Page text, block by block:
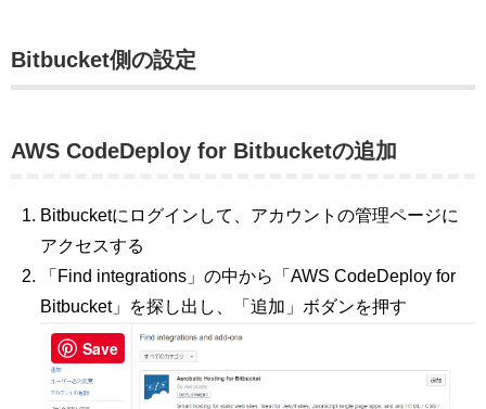
Bitbucket側の設定
AWS CodeDeploy for Bitbucketの追加
Bitbucketにログインして、アカウントの管理ページに
アクセスする
「Find integrations」の中から「AWS CodeDeploy for
Bitbucket」を探し出し、「追加」ボダンを押す
Save